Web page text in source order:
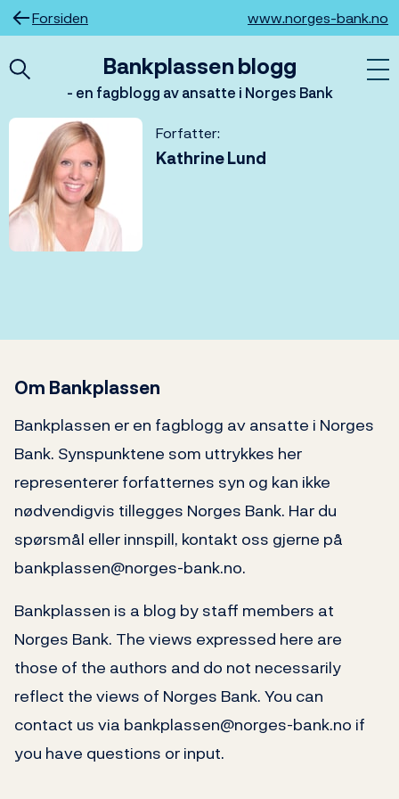
Hopp
til
Forsiden www.norges-bank.no
Bankplassen blogg
- en fagblogg av ansatte i Norges Bank
Forfatter:
Kathrine Lund
Om Bankplassen
Bankplassen er en fagblogg av ansatte i Norges
Bank. Synspunktene som uttrykkes her
representerer forfatternes syn og kan ikke
nødvendigvis tillegges Norges Bank. Har du
spørsmål eller innspill, kontakt oss gjerne på
bankplassen@norges-bank.no.
Bankplassen is a blog by staff members at
Norges Bank. The views expressed here are
those of the authors and do not necessarily
reflect the views of Norges Bank. You can
contact us via bankplassen@norges-bank.no if
you have questions or input.